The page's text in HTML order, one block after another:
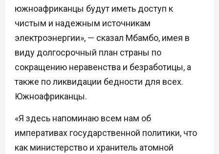
южноафриканцы будут иметь доступ к
чистым и надежным источникам
электроэнергии», — сказал Мбамбо, имея в
виду долгосрочный план страны по
сокращению неравенства и безработицы, а
также по ликвидации бедности для всех.
Южноафриканцы.
«Я здесь напоминаю всем нам об
императивах государственной политики, что
как министерство и хранитель атомной